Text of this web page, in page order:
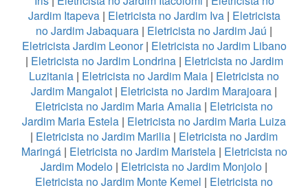
Jardim Itapeva| Eletricista no Jardim Iva| Eletricista
no Jardim Jabaquara | Eletricista no Jardim Jaú |
Eletricista Jardim Leonor| Eletricista no Jardim Libano
| Eletricista no Jardim Londrina| Eletricista no Jardim
Luzitania | Eletricista no Jardim Maia | Eletricista no
Jardim Mangalot | Eletricista no Jardim Marajoara |
Eletricista no Jardim Maria Amalia | Eletricista no
Jardim Maria Estela | Eletricista no Jardim Maria Luiza
| Eletricista no Jardim Marilia | Eletricista no Jardim
Maringá| Eletricista no Jardim Maristela| Eletricista no
Jardim Modelo | Eletricista no Jardim Monjolo |
Eletricista no Jardim Monte Kemel | Eletricista no